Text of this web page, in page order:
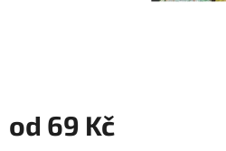
od 69 Kč